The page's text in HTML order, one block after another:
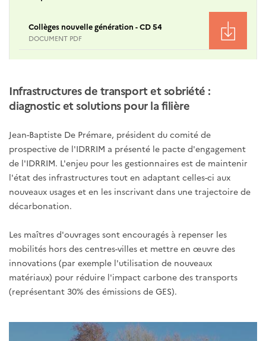
Collèges nouvelle génération - CD 54
DOCUMENT PDF
Infrastructures de transport et sobriété :
diagnostic et solutions pour la filière
Jean-Baptiste De Prémare, président du comité de
prospective de l'IDRRIM a présenté le pacte d'engagement
de l'IDRRIM. L'enjeu pour les gestionnaires est de maintenir
l'état des infrastructures tout en adaptant celles-ci aux
nouveaux usages et en les inscrivant dans une trajectoire de
décarbonation.
Les maîtres d'ouvrages sont encouragés à repenser les
mobilités hors des centres-villes et mettre en œuvre des
innovations (par exemple l'utilisation de nouveaux
matériaux) pour réduire l'impact carbone des transports
(représentant 30% des émissions de GES).